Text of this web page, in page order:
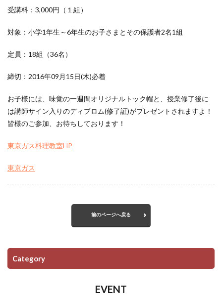
受講料：3,000円（１組）
対象：小学1年生～6年生のお子さまとその保護者2名1組
定員：18組（36名）
締切：2016年09月15日(木)必着
お子様には、味覚の一週間オリジナルトック帽と、授業修了後に
は講師サイン入りのディプロム(修了証)がプレゼントされますよ！
皆様のご参加、お待ちしております！
東京ガス料理教室HP
東京ガス
前のページへ戻る
Category
EVENT